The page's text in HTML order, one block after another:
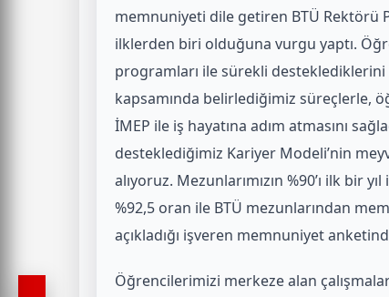
memnuniyeti dile getiren BTÜ Rektörü
ilklerden biri olduğuna vurgu yaptı.
programları ile sürekli
kapsamında belirlediğimiz süreçlerle,
İMEP ile iş hayatına adım atmasını
desteklediğimiz Kariyer Modeli’nin
alıyoruz. Mezunlarımızın %90’ı ilk bir
%92,5 oran ile BTÜ mezunlarından
açıkladığı işveren memnuniyet
Öğrencilerimizi merkeze alan